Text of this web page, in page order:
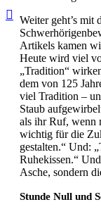
Weiter geht’s mit
Artikels kamen
Heute wird viel
„Tradition“
dem von 125
viel Tradition –
Staub
als ihr Ruf, wenn
wichtig für die
gestalten.“ Und:
Ruhekissen.“
Asche, sondern
Stunde Null und